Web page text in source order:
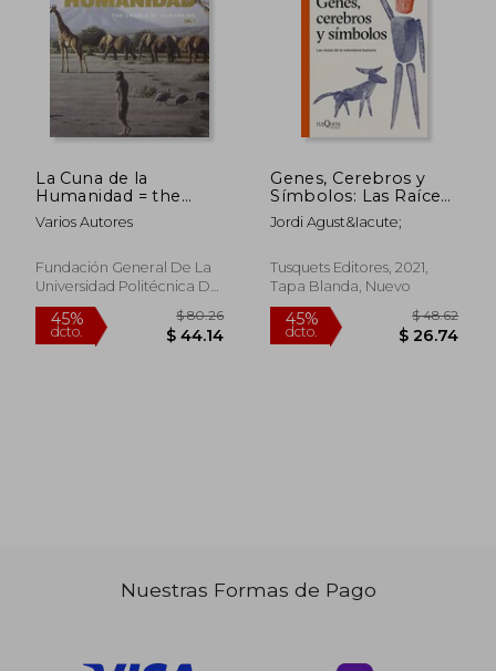
45% $ 38.60
$ 21.23 dcto.
La Cuna de la
Humanidad = the
Cradle of Humankind
Varios Autores
Fundación General De La
Universidad Politécnica De
Madrid, 2014, Tapa Blanda,
Nuevo
Genes, Cerebros y
Símbolos: Las Raíces
de la Naturaleza
Humana (Metatemas)
Jordi Agust&Iacute;
Tusquets Editores, 2021,
Tapa Blanda, Nuevo
Nuestras Formas de Pago